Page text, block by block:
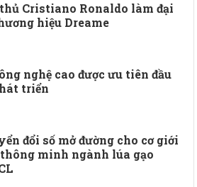
thủ Cristiano Ronaldo làm đại
hiệu Dreame
nghệ cao được ưu tiên đầu
triển
đổi số mở đường cho cơ giới
minh ngành lúa gạo